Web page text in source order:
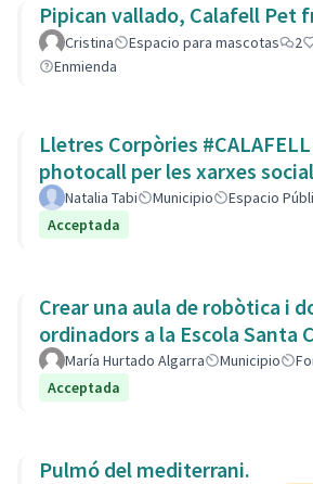
Pipican vallado,
Cristina Espacio para mascotas 2
Enmienda
Lletres Corpòries
photocall per les xarxes
Natalia Tabi Municipio Espacio
Acceptada
Crear una aula de robòtica i
ordinadors a la Escola Santa
María Hurtado Algarra Municipio
Acceptada
Pulmó del mediterrani.